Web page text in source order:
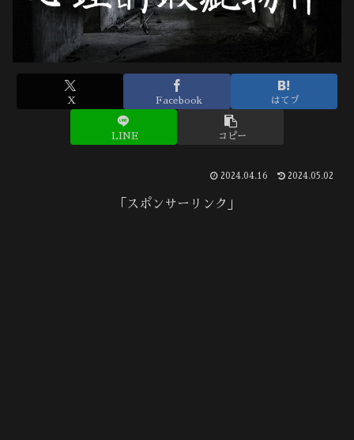
X Facebook はてブ
LINE コピー
2024.04.16 2024.05.02
「スポンサーリンク」